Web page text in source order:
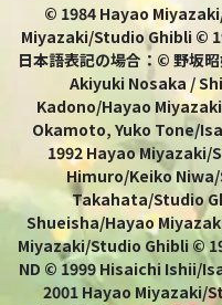
© 1984 Hayao
Miyazaki/Studio Ghibli ©
日本語表記の場合：© 野坂
Akiyuki Nosaka /
Kadono/Hayao
Okamoto, Yuko Tone/
1992 Hayao Miyazaki/
Himuro/Keiko
Takahata/Studio
Shueisha/Hayao
Miyazaki/Studio Ghibli ©
ND © 1999 Hisaichi Ishii/
2001 Hayao Miyazaki/